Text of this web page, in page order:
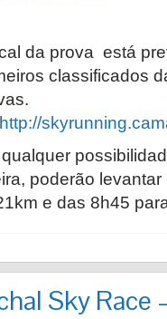
da prova está
classificados
http://
poderão
e das 8h45
Sky